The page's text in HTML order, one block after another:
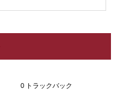
0 トラックバック